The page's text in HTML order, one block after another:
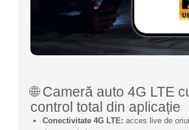
🌐 Cameră auto 4G LTE
control total din aplicație
Conectivitate 4G LTE: acces live de